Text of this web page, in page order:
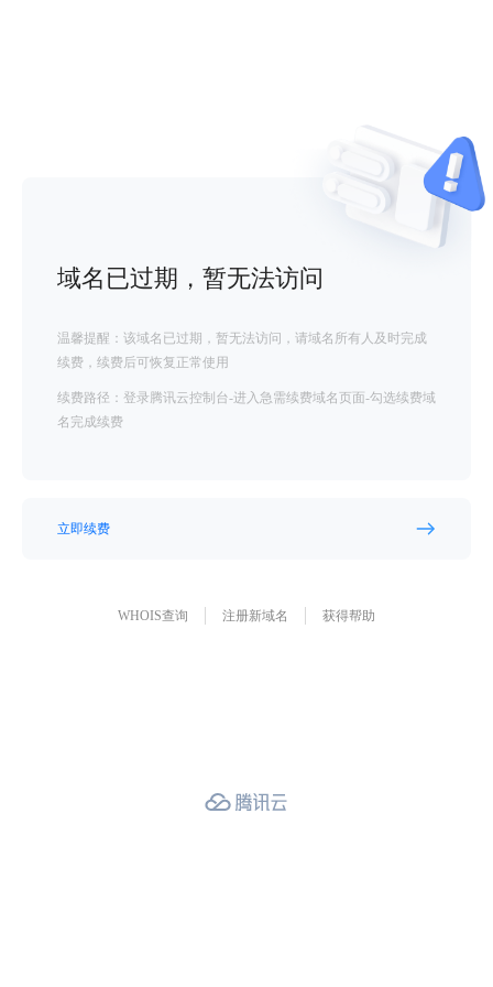
域名已过期，暂无法访问
温馨提醒：该域名已过期，暂无法访问，请域名所有人及时完成
续费，续费后可恢复正常使用
续费路径：登录腾讯云控制台-进入急需续费域名页面-勾选续费域
名完成续费
立即续费
WHOIS查询 注册新域名 获得帮助